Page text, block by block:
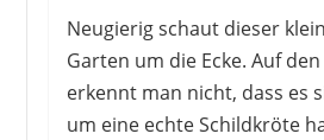
Neugierig schaut dieser
Garten um die Ecke. Auf
erkennt man nicht, dass es
um eine echte Schildkröte